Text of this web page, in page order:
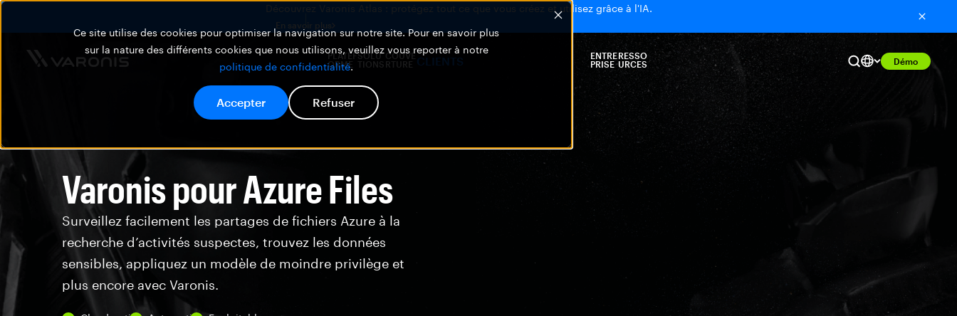
Ce site utilise des cookies pour optimiser la navigation sur notre site. Pour en savoir plus
sur la nature des différents cookies que nous utilisons, veuillez vous reporter à notre
politique de confidentialité.
Accepter Refuser
Découvrez Varonis Atlas : protégez tout ce que vous créez et utilisez grâce à l'IA.
En savoir plus
PLATEF
ORME
SOLU
TIONS
COUVE
RTURE CLIENTS
ENTRE
PRISE
RESSO
URCES
Démo
Varonis pour Azure Files
Surveillez facilement les partages de fichiers Azure à la
recherche d’activités suspectes, trouvez les données
sensibles, appliquez un modèle de moindre privilège et
plus encore avec Varonis.